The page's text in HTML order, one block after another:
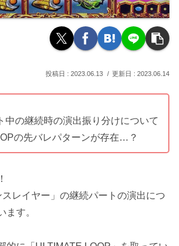
2023.06.13 2023.06.14
中の継続時の演出振り分けについて
の先バレパターンが存在…？
レイヤー」の継続パートの演出につ
ます。